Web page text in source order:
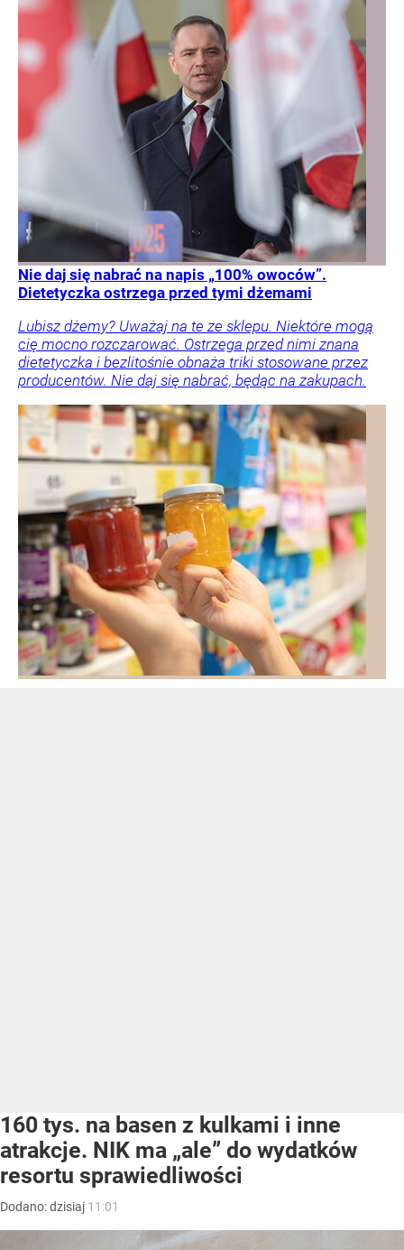
Nie daj się nabrać na napis „100% owoców”.
Dietetyczka ostrzega przed tymi dżemami
Lubisz dżemy? Uważaj na te ze sklepu. Niektóre mogą
cię mocno rozczarować. Ostrzega przed nimi znana
dietetyczka i bezlitośnie obnaża triki stosowane przez
producentów. Nie daj się nabrać, będąc na zakupach.
160 tys. na basen z kulkami i inne
atrakcje. NIK ma „ale” do wydatków
resortu sprawiedliwości
Dodano:dzisiaj 11:01